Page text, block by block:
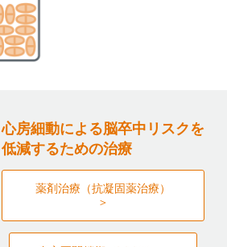
心房細動による脳卒中リスクを
低減するための治療
薬剤治療（抗凝固薬治療）
＞